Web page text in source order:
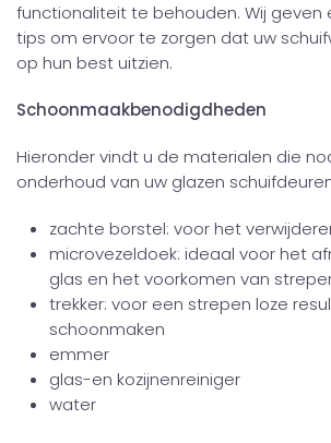
functionaliteit te behouden. Wij geven
tips om ervoor te zorgen dat uw
op hun best uitzien.
Schoonmaakbenodigdheden
Hieronder vindt u de materialen die
onderhoud van uw glazen
zachte borstel: voor het
microvezeldoek: ideaal voor het
glas en het voorkomen van
trekker: voor een strepen loze
schoonmaken
emmer
glas-en kozijnenreiniger
water